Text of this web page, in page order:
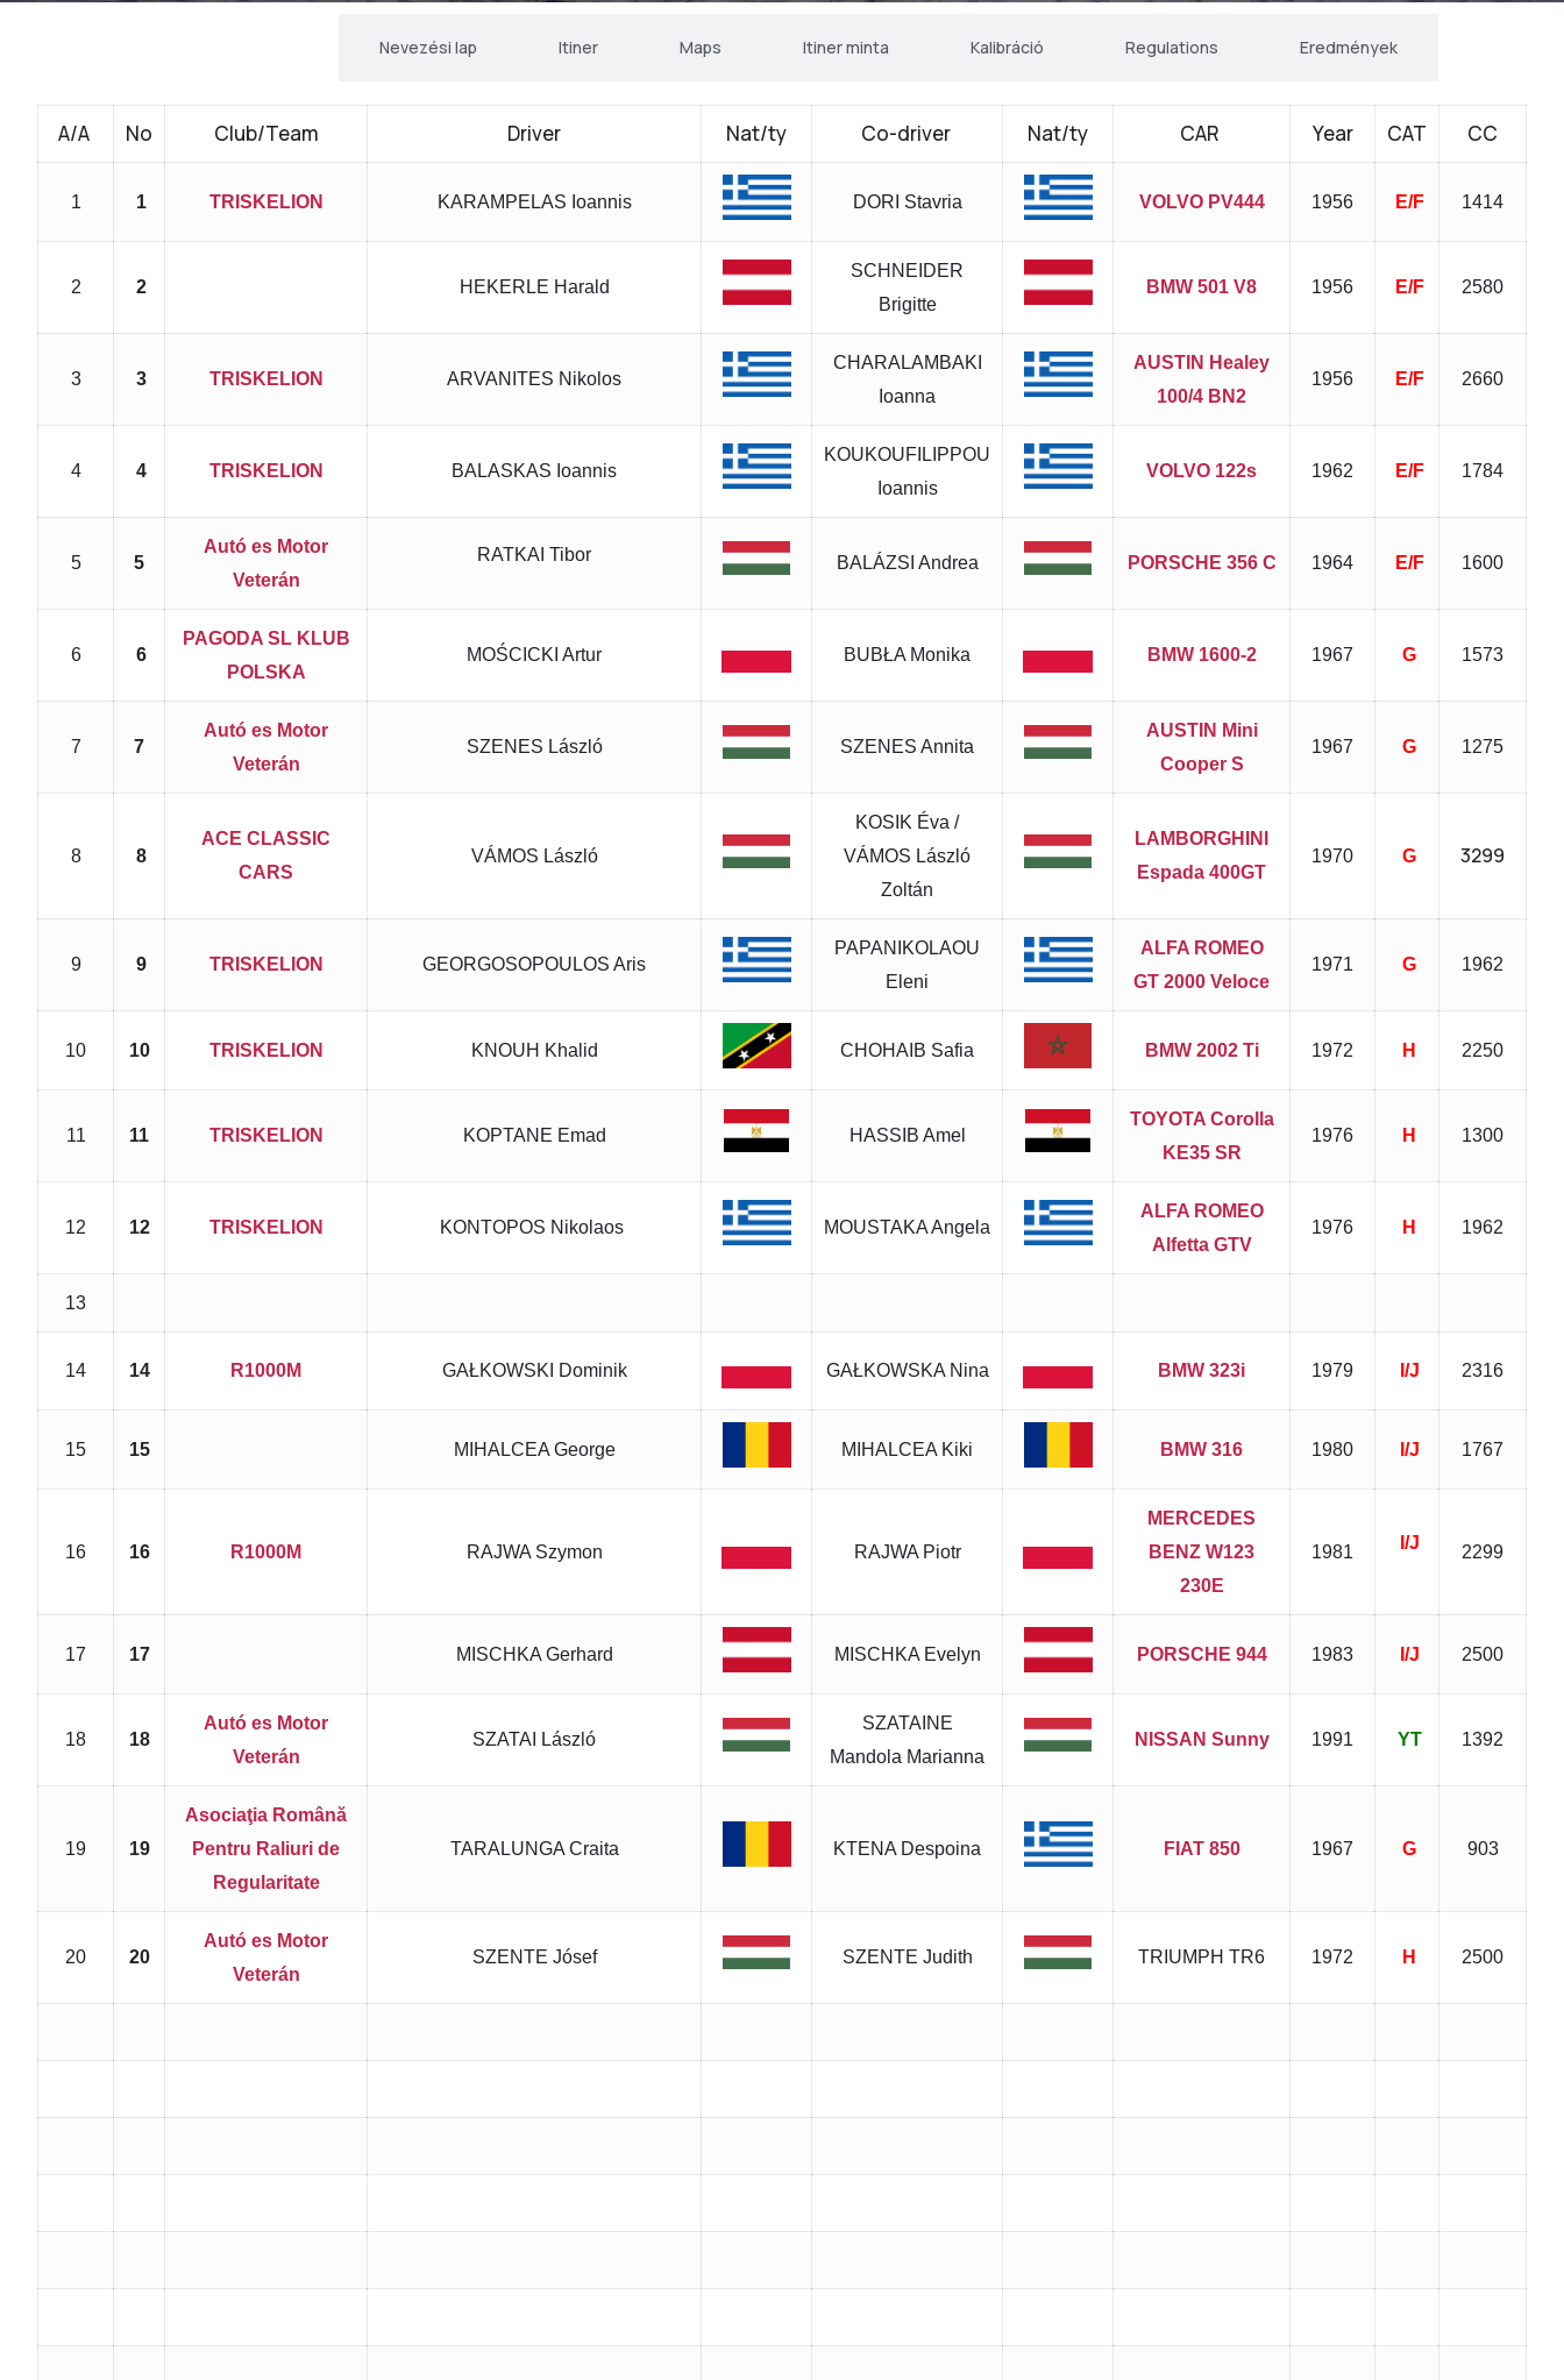
Nevezési lap Itiner Maps Itiner minta Kalibráció Regulations Eredmények
A/A No Club/Team Driver Nat/ty Co-driver Nat/ty CAR Year CAT CC
1 1 TRISKELION KARAMPELAS Ioannis DORI Stavria VOLVO PV444 1956 E/F 1414
2 2 HEKERLE Harald
SCHNEIDER
Brigitte
BMW 501 V8 1956 E/F 2580
3 3 TRISKELION ARVANITES Nikolos
CHARALAMBAKI
Ioanna
AUSTIN Healey
100/4 BN2
1956 E/F 2660
4 4 TRISKELION BALASKAS Ioannis
KOUKOUFILIPPOU
Ioannis
VOLVO 122s 1962 E/F 1784
5 5
Autó es Motor
Veterán
RATKAI Tibor BALÁZSI Andrea PORSCHE 356 C 1964 E/F 1600
6 6
PAGODA SL KLUB
POLSKA
MOŚCICKI Artur BUBŁA Monika BMW 1600-2 1967 G 1573
7 7
Autó es Motor
Veterán
SZENES László SZENES Annita
AUSTIN Mini
Cooper S
1967 G 1275
8 8
ACE CLASSIC
CARS
VÁMOS László
KOSIK Éva /
VÁMOS László
Zoltán
LAMBORGHINI
Espada 400GT
1970 G 3299
9 9 TRISKELION GEORGOSOPOULOS Aris
PAPANIKOLAOU
Eleni
ALFA ROMEO
GT 2000 Veloce
1971 G 1962
10 10 TRISKELION KNOUH Khalid CHOHAIB Safia BMW 2002 Ti 1972 H 2250
11 11 TRISKELION KOPTANE Emad HASSIB Amel
TOYOTA Corolla
KE35 SR
1976 H 1300
12 12 TRISKELION KONTOPOS Nikolaos MOUSTAKA Angela
ALFA ROMEO
Alfetta GTV
1976 H 1962
13
14 14 R1000M GAŁKOWSKI Dominik GAŁKOWSKA Nina BMW 323i 1979 I/J 2316
15 15 MIHALCEA George MIHALCEA Kiki BMW 316 1980 I/J 1767
16 16 R1000M RAJWA Szymon RAJWA Piotr
MERCEDES
BENZ W123
230E
1981 I/J 2299
17 17 MISCHKA Gerhard MISCHKA Evelyn PORSCHE 944 1983 I/J 2500
18 18
Autó es Motor
Veterán
SZATAI László
SZATAINE
Mandola Marianna
NISSAN Sunny 1991 YT 1392
19 19
Asociaţia Română
Pentru Raliuri de
Regularitate
TARALUNGA Craita KTENA Despoina FIAT 850 1967 G 903
20 20
Autó es Motor
Veterán
SZENTE Jósef SZENTE Judith TRIUMPH TR6 1972 H 2500